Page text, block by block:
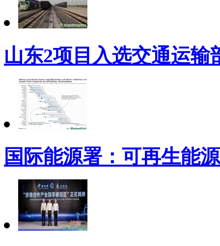
山东2项目入选交通运输
国际能源署：可再生能